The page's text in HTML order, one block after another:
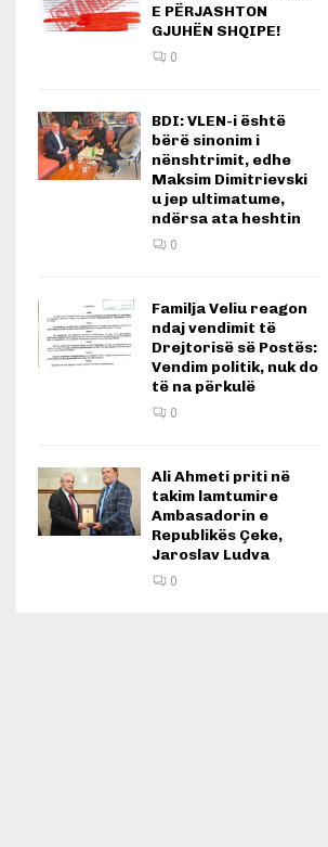
E PËRJASHTON
GJUHËN SHQIPE!
0
BDI: VLEN-i është
bërë sinonim i
nënshtrimit, edhe
Maksim Dimitrievski
u jep ultimatume,
ndërsa ata heshtin
0
Familja Veliu reagon
ndaj vendimit të
Drejtorisë së Postës:
Vendim politik, nuk do
të na përkulë
0
Ali Ahmeti priti në
takim lamtumire
Ambasadorin e
Republikës Çeke,
Jaroslav Ludva
0